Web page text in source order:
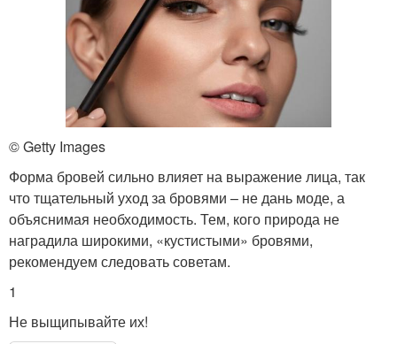
© Getty Images
Форма бровей сильно влияет на выражение лица, так
что тщательный уход за бровями – не дань моде, а
объяснимая необходимость. Тем, кого природа не
наградила широкими, «кустистыми» бровями,
рекомендуем следовать советам.
1
Не выщипывайте их!